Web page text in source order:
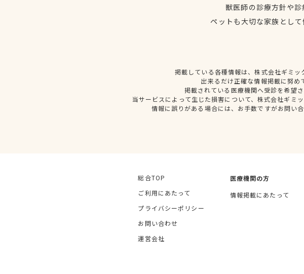
獣医師の診療方針や
ペットも大切な家族とし
掲載している各種情報は、株式会社ギミ
出来るだけ正確な情報掲載に努
掲載されている医療機関へ受診を希望
当サービスによって生じた損害について、株式会社ギミ
情報に誤りがある場合には、お手数ですがお問い
総合TOP
ご利用にあたって
プライバシーポリシー
お問い合わせ
運営会社
医療機関の方
情報掲載にあたって